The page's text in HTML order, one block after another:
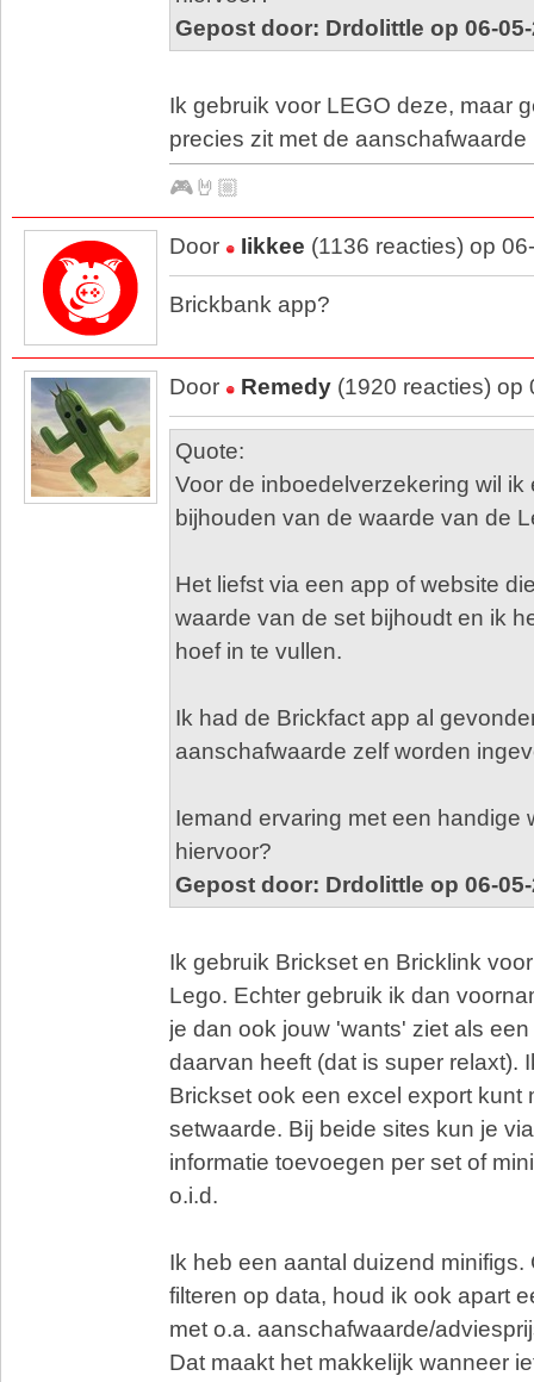
Gepost door: Drdolittle op 06-
Ik gebruik voor LEGO deze, maar
precies zit met de
🎮🤘🏼
Door Iikkee (1136 reacties) op
Brickbank app?
Door Remedy (1920 reacties) op
Quote:
Voor de inboedelverzekering wil ik
bijhouden van de waarde van de
Het liefst via een app of website
waarde van de set bijhoudt en ik
hoef in te vullen.
Ik had de Brickfact app al
aanschafwaarde zelf worden
Iemand ervaring met een handige
hiervoor?
Gepost door: Drdolittle op 06-
Ik gebruik Brickset en Bricklink
Lego. Echter gebruik ik dan
je dan ook jouw 'wants' ziet als
daarvan heeft (dat is super relaxt).
Brickset ook een excel export kunt
setwaarde. Bij beide sites kun je
informatie toevoegen per set of
o.i.d.
Ik heb een aantal duizend minifigs.
filteren op data, houd ik ook apart
met o.a. aanschafwaarde/
Dat maakt het makkelijk wanneer